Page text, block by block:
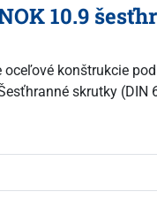
10.9
konštrukcie
skrutky